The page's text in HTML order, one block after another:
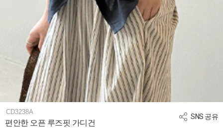
SNS 공유
CD3238A
편안한 오픈 루즈핏 가디건